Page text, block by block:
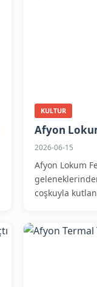
KULTUR
Afyon
2026-06-15
Afyon Lokum
coşkuyla